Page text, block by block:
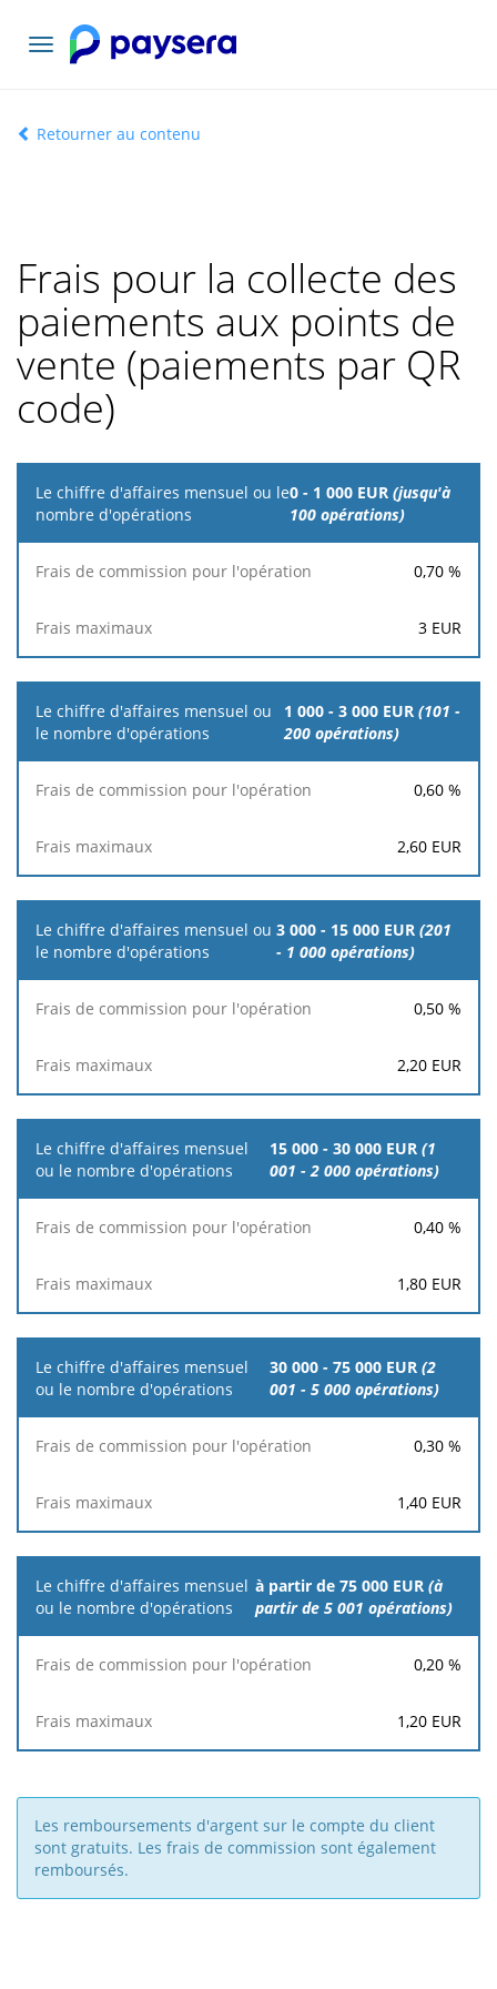
Basculer
Retourner au contenu
Frais pour la collecte des
paiements aux points de
vente (paiements par QR
code)
Le chiffre
d'affaires
d'opérations
Frais de
commission
pour
l'opération
Frais
maximaux
0 - 1 000 EUR(jusqu'à
100 opérations)
0,70 %
3 EUR
1 000 - 3 000 EUR(101 -
200 opérations)
0,60 %
2,60 EUR
3 000 - 15 000 EUR(201
- 1 000 opérations)
0,50 %
2,20 EUR
15 000 - 30 000 EUR (1
001 - 2 000 opérations)
0,40 %
1,80 EUR
30 000 - 75 000 EUR (2
001 - 5 000 opérations)
0,30 %
1,40 EUR
à partir de 75 000 EUR(à
partir de 5 001 opérations)
0,20 %
1,20 EUR
Les remboursements d'argent sur le compte du client
sont gratuits. Les frais de commission sont également
remboursés.